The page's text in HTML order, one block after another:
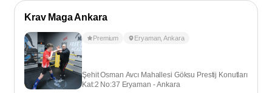
Krav Maga Ankara
Premium Eryaman,Ankara
Şehit Osman Avcı Mahallesi Göksu Prestij Konutları
Kat:2 No:37 Eryaman - Ankara